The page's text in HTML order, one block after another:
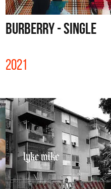
BURBERRY - SINGLE
2021